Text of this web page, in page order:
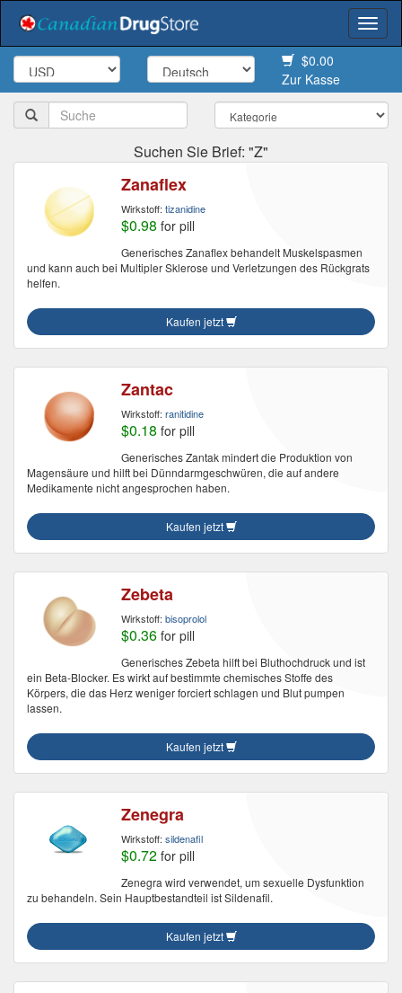
$0.00
Zur Kasse
Suchen Sie Brief: "Z"
Zanaflex
Wirkstoff: tizanidine
$0.98 for pill
Generisches Zanaflex behandelt Muskelspasmen
und kann auch bei Multipler Sklerose und Verletzungen des Rückgrats
helfen.
Kaufen jetzt
Zantac
Wirkstoff: ranitidine
$0.18 for pill
Generisches Zantak mindert die Produktion von
Magensäure und hilft bei Dünndarmgeschwüren, die auf andere
Medikamente nicht angesprochen haben.
Kaufen jetzt
Zebeta
Wirkstoff: bisoprolol
$0.36 for pill
Generisches Zebeta hilft bei Bluthochdruck und ist
ein Beta-Blocker. Es wirkt auf bestimmte chemisches Stoffe des
Körpers, die das Herz weniger forciert schlagen und Blut pumpen
lassen.
Kaufen jetzt
Zenegra
Wirkstoff: sildenafil
$0.72 for pill
Zenegra wird verwendet, um sexuelle Dysfunktion
zu behandeln. Sein Hauptbestandteil ist Sildenafil.
Kaufen jetzt